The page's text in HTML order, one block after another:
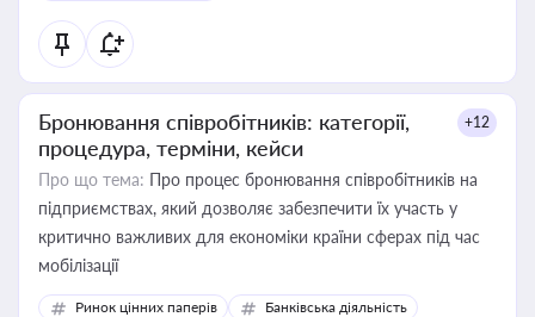
Бронювання співробітників: категорії,
процедура, терміни, кейси
+12
Про що тема: Про процес бронювання співробітників на
підприємствах, який дозволяє забезпечити їх участь у
критично важливих для економіки країни сферах під час
мобілізації
Ринок цінних паперів
Банківська діяльність